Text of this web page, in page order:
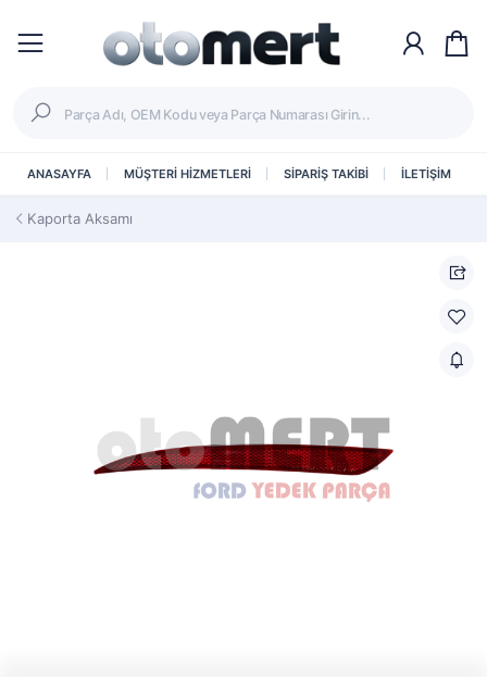
ANASAYFA MÜŞTERİ HİZMETLERİ SİPARİŞ TAKİBİ İLETİŞİM
Kaporta Aksamı